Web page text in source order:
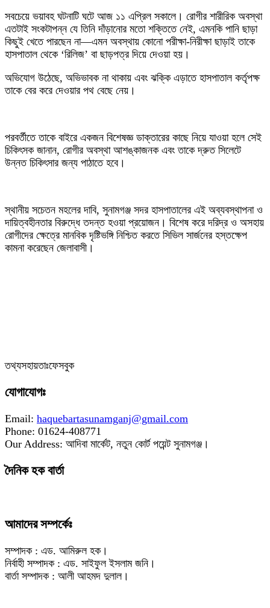
‎সবচেয়ে ভয়াবহ ঘটনাটি ঘটে আজ ১১ এপ্রিল সকালে। রোগীর শারীরিক অবস্থা
এতটাই সংকটাপন্ন যে তিনি দাঁড়ানোর মতো শক্তিতে নেই, এমনকি পানি ছাড়া
কিছুই খেতে পারছেন না—এমন অবস্থায় কোনো পরীক্ষা-নিরীক্ষা ছাড়াই তাকে
হাসপাতাল থেকে ‘রিলিজ’ বা ছাড়পত্র দিয়ে দেওয়া হয়।
অভিযোগ উঠেছে, অভিভাবক না থাকায় এবং ঝক্কি এড়াতে হাসপাতাল কর্তৃপক্ষ
তাকে বের করে দেওয়ার পথ বেছে নেয়।
‎পরবর্তীতে তাকে বাইরে একজন বিশেষজ্ঞ ডাক্তারের কাছে নিয়ে যাওয়া হলে সেই
চিকিৎসক জানান, রোগীর অবস্থা আশঙ্কাজনক এবং তাকে দ্রুত সিলেটে
উন্নত চিকিৎসার জন্য পাঠাতে হবে।
‎স্থানীয় সচেতন মহলের দাবি, সুনামগঞ্জ সদর হাসপাতালের এই অব্যবস্থাপনা ও
দায়িত্বহীনতার বিরুদ্ধে তদন্ত হওয়া প্রয়োজন। বিশেষ করে দরিদ্র ও অসহায়
রোগীদের ক্ষেত্রে মানবিক দৃষ্টিভঙ্গি নিশ্চিত করতে সিভিল সার্জনের হস্তক্ষেপ
কামনা করেছেন জেলাবাসী।
তথ্যসহায়তাঃফেসবুক
যোগাযোগঃ
Email: haquebartasunamganj@gmail.com
Phone: 01624-408771
Our Address: আদিবা মার্কেট, নতুন কোর্ট পয়েন্ট সুনামগঞ্জ।
দৈনিক হক বার্তা
আমাদের সম্পর্কেঃ
সম্পাদক : এড. আমিরুল হক।
নির্বাহী সম্পাদক : এড. সাইফুল ইসলাম জনি।
বার্তা সম্পাদক : আলী আহমদ দুলাল।